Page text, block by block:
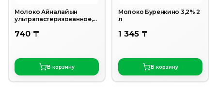
Молоко Айналайын
ультрапастеризованное,
740 〒
В корзину
Молоко Буренкино 3,2% 2
л
1 345 〒
В корзину